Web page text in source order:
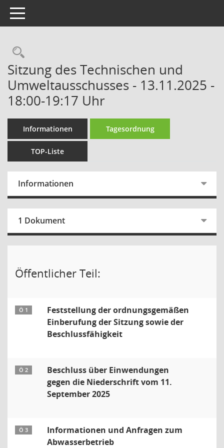
Toggle navigation
Rechercheauswahl
Sitzung des Technischen und
Umweltausschusses - 13.11.2025 -
18:00-19:17 Uhr
Informationen Tagesordnung
TOP-Liste
Informationen
1 Dokument
Öffentlicher Teil:
Ö 1
Feststellung der ordnungsgemäßen
Einberufung der Sitzung sowie der
Beschlussfähigkeit
Ö 2
Beschluss über Einwendungen
gegen die Niederschrift vom 11.
September 2025
Ö 3
Informationen und Anfragen zum
Abwasserbetrieb